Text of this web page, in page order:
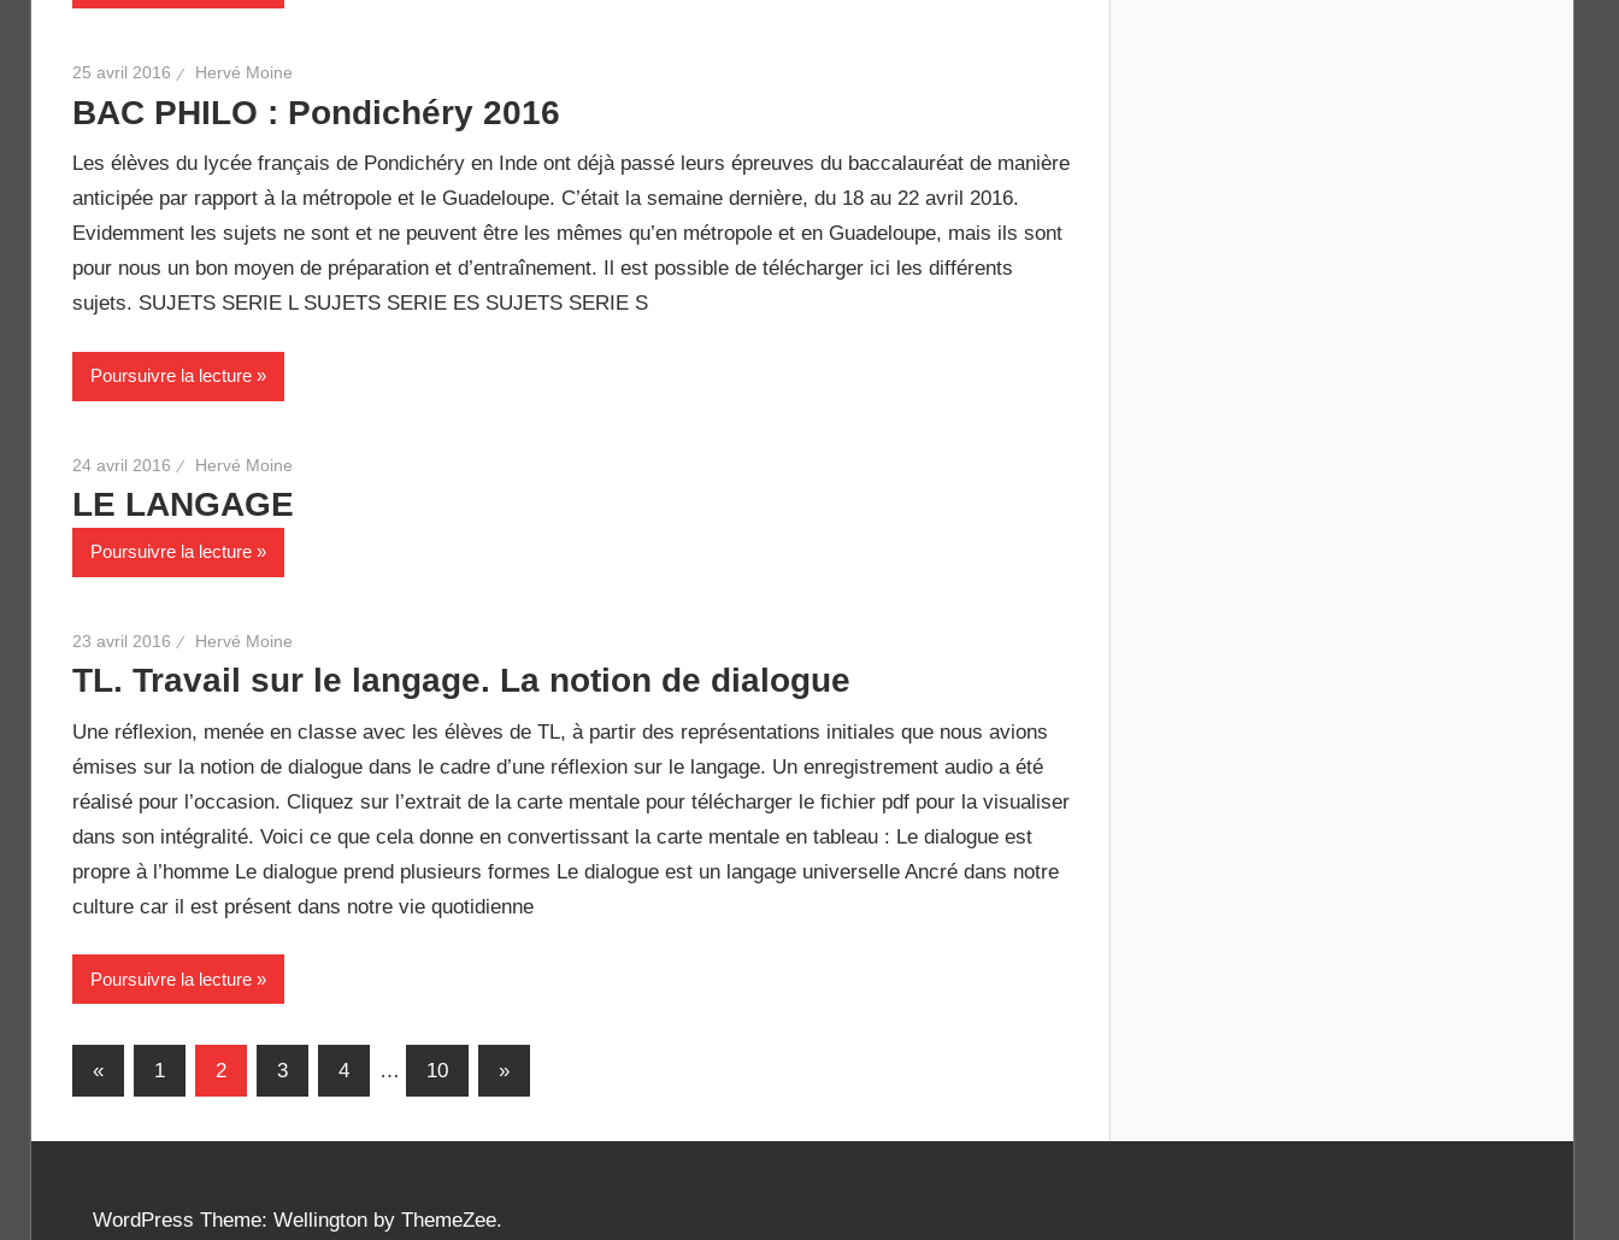
25 avril 2016 Hervé Moine
BAC PHILO : Pondichéry 2016
Les élèves du lycée français de Pondichéry en Inde ont déjà passé leurs épreuves du baccalauréat de manière
anticipée par rapport à la métropole et le Guadeloupe. C’était la semaine dernière, du 18 au 22 avril 2016.
Evidemment les sujets ne sont et ne peuvent être les mêmes qu’en métropole et en Guadeloupe, mais ils sont
pour nous un bon moyen de préparation et d’entraînement. Il est possible de télécharger ici les différents
sujets. SUJETS SERIE L SUJETS SERIE ES SUJETS SERIE S
Poursuivre la lecture
24 avril 2016 Hervé Moine
LE LANGAGE
Poursuivre la lecture
23 avril 2016 Hervé Moine
TL. Travail sur le langage. La notion de dialogue
Une réflexion, menée en classe avec les élèves de TL, à partir des représentations initiales que nous avions
émises sur la notion de dialogue dans le cadre d’une réflexion sur le langage. Un enregistrement audio a été
réalisé pour l’occasion. Cliquez sur l’extrait de la carte mentale pour télécharger le fichier pdf pour la visualiser
dans son intégralité. Voici ce que cela donne en convertissant la carte mentale en tableau : Le dialogue est
propre à l’homme Le dialogue prend plusieurs formes Le dialogue est un langage universelle Ancré dans notre
culture car il est présent dans notre vie quotidienne
Poursuivre la lecture
Pagination
«Previous
Posts
1 2 3 4 … 10
Next
Posts
»
WordPress Theme: Wellington by ThemeZee.